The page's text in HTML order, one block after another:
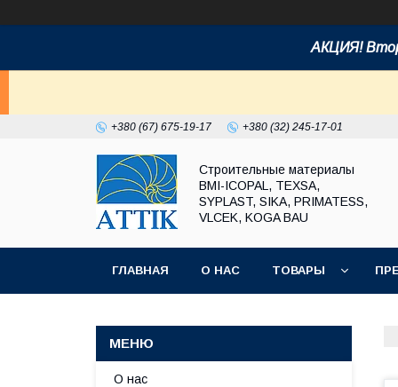
АКЦИЯ!
+380 (67) 675-19-17 +380 (32) 245-17-01
Строительные материалы
BMI-ICOPAL, TEXSA,
SYPLAST, SIKA, PRIMATESS,
VLCEK, KOGA BAU
ГЛАВНАЯ О НАС ТОВАРЫ
О нас